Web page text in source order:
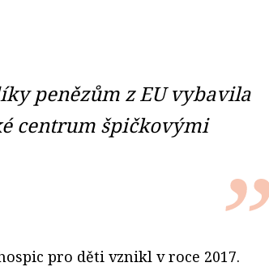
penězům z EU vybavila
centrum špičkovými
pro děti vznikl v roce 2017.